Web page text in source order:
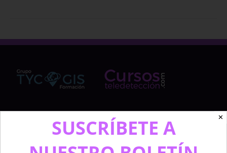
Cursosteledeteccion.com pertenece al Grupo de
TYC GIS Formación, empresa lider en la formación a
profesionales en software técnico especializado de
✕
SUSCRÍBETE A